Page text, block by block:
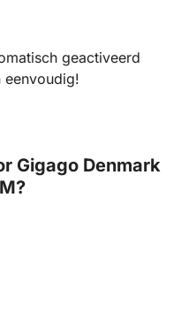
geactiveerd
eenvoudig!
Gigago Denmark